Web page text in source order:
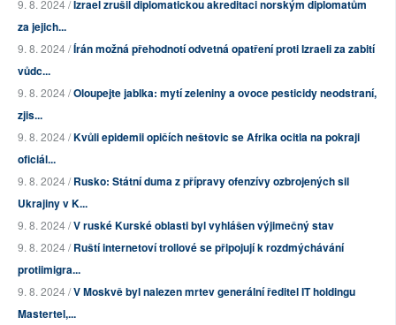
9. 8. 2024 /Izrael zrušil diplomatickou akreditaci norským diplomatům
za jejich...
9. 8. 2024 /Írán možná přehodnotí odvetná opatření proti Izraeli za zabití
vůdc...
9. 8. 2024 /Oloupejte jablka: mytí zeleniny a ovoce pesticidy neodstraní,
zjis...
9. 8. 2024 /Kvůli epidemii opičích neštovic se Afrika ocitla na pokraji
oficiál...
9. 8. 2024 /Rusko: Státní duma z přípravy ofenzívy ozbrojených sil
Ukrajiny v K...
9. 8. 2024 /V ruské Kurské oblasti byl vyhlášen výjimečný stav
9. 8. 2024 /Ruští internetoví trollové se připojují k rozdmýchávání
protiimigra...
9. 8. 2024 /V Moskvě byl nalezen mrtev generální ředitel IT holdingu
Mastertel,...